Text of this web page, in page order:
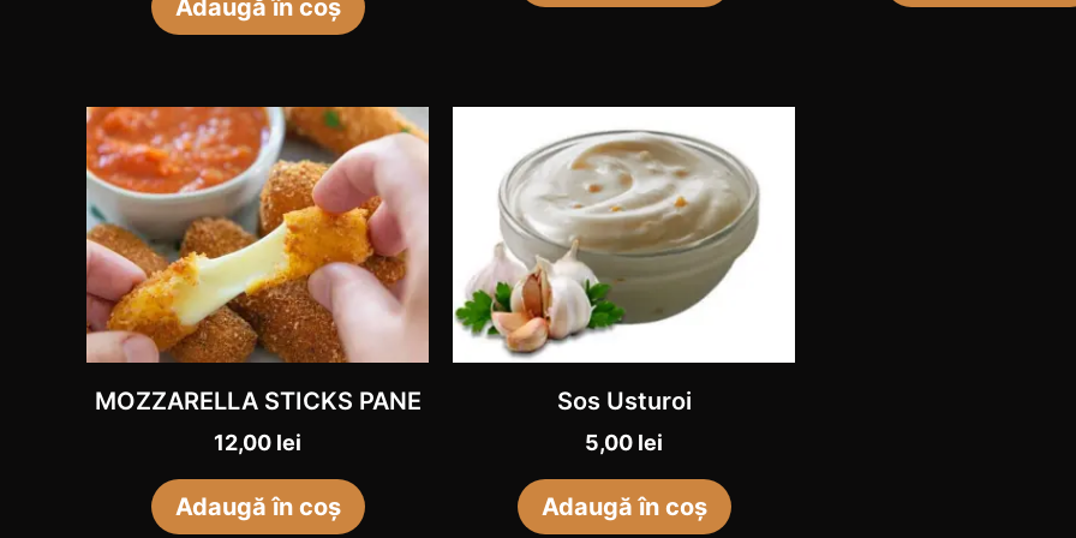
Adaugă în coș
MOZZARELLA STICKS PANE
12,00 lei
Adaugă în coș
Sos Usturoi
5,00 lei
Adaugă în coș